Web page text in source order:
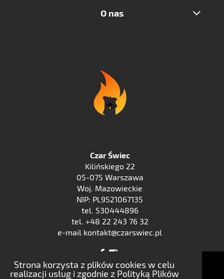
Strona korzysta z plików cookies w celu
realizacji usług i zgodnie z Polityką Plików
O nas
Czar Świec
Kilińskiego 22
05-075 Warszawa
Woj. Mazowieckie
NIP: PL9521067135
tel. 530444896
tel. +48 22 243 76 32
e-mail kontakt@czarswiec.pl